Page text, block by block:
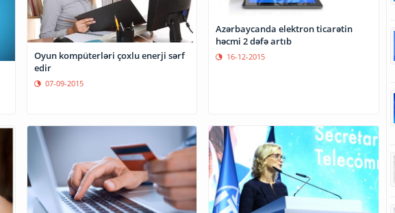
Oyun kompüterləri çoxlu enerji sərf
edir
07-09-2015
Azərbaycanda elektron ticarətin
həcmi 2 dəfə artıb
16-12-2015